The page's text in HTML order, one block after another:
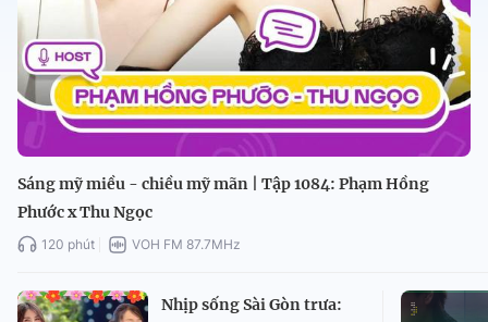
Sáng mỹ miều - chiều mỹ mãn | Tập 1084: Phạm Hồng
Phước x Thu Ngọc
120 phút VOH FM 87.7MHz
Nhịp sống Sài Gòn trưa: